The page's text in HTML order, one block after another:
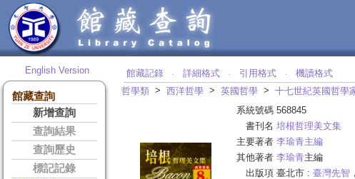
English Version
館藏查詢
新增查詢
查詢結果
查詢歷史
標記記錄
館藏記錄 ‧ 詳細格式 ‧ 引用格式 ‧ 機讀格式
哲學類 > 西洋哲學 > 英國哲學 > 十七世紀英國哲學
系統號碼 568845
書刊名 培根哲理美文集
主要著者 李瑜青主編
其他著者 李瑜青主編
出版項 臺北市 : 臺灣先智